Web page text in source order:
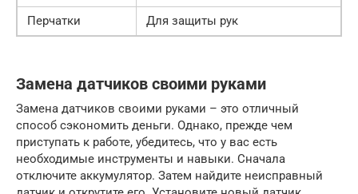
Перчатки
Для защиты рук
Замена датчиков своими руками
Замена датчиков своими руками – это отличный
способ сэкономить деньги. Однако, прежде чем
приступать к работе, убедитесь, что у вас есть
необходимые инструменты и навыки. Сначала
отключите аккумулятор. Затем найдите неисправный